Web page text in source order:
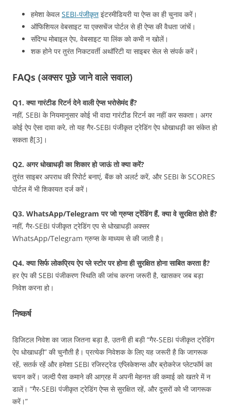
हमेशा केवलSEBI-पंजीकृत इंटरमीडियरी या ऐप्स का ही चुनाव करें।
ऑफिशियल वेबसाइट या एक्सचेंज पोर्टल से ही ऐप्स की वैधता जांचें।
संदिग्ध मोबाइल ऐप, वेबसाइट या लिंक को कभी न खोलें।
शक होने पर तुरंत निकटवर्ती अथॉरिटी या साइबर सेल से संपर्क करें।
FAQs (अक्सर पूछे जाने वाले सवाल)
Q1. क्या गारंटीड रिटर्न देने वाली ऐप्स भरोसेमंद हैं?
नहीं, SEBI के नियमानुसार कोई भी वादा गारंटीड रिटर्न का नहीं कर सकता। अगर
कोई ऐप ऐसा दावा करे, तो यह गैर‑SEBI पंजीकृत ट्रेडिंग ऐप धोखाधड़ी का संकेत हो
सकता है[3]।
Q2. अगर धोखाधड़ी का शिकार हो जाऊं तो क्या करें?
तुरंत साइबर अपराध की रिपोर्ट बनाएं, बैंक को अलर्ट करें, और SEBI के SCORES
पोर्टल में भी शिकायत दर्ज करें।
Q3. WhatsApp/Telegram पर जो ग्रुप्स ट्रेंडिंग हैं, क्या वे सुरक्षित होते हैं?
नहीं, गैर-SEBI पंजीकृत ट्रेडिंग एप से धोखाधड़ी अक्सर
WhatsApp/Telegram ग्रुप्स के माध्यम से की जाती है।
Q4. क्या सिर्फ लोकप्रिय ऐप प्ले स्टोर पर होना ही सुरक्षित होना साबित करता है?
हर ऐप की SEBI पंजीकरण स्थिति की जांच करना जरूरी है, खासकर जब बड़ा
निवेश करना हो।
निष्कर्ष
डिजिटल निवेश का जाल जितना बड़ा है, उतनी ही बड़ी “गैर‑SEBI पंजीकृत ट्रेडिंग
ऐप धोखाधड़ी” की चुनौती है। प्रत्येक निवेशक के लिए यह जरूरी है कि जागरूक
रहें, सतर्क रहें और हमेशा SEBI रजिस्ट्रेड एप्लिकेशन्स और ब्रोकरेज प्लेटफॉर्म का
चयन करें। जल्दी पैसा कमाने की आग्रह में अपनी मेहनत की कमाई को खतरे में न
डालें। “गैर-SEBI पंजीकृत ट्रेडिंग ऐप्स से सुरक्षित रहें, और दूसरों को भी जागरूक
करें।”